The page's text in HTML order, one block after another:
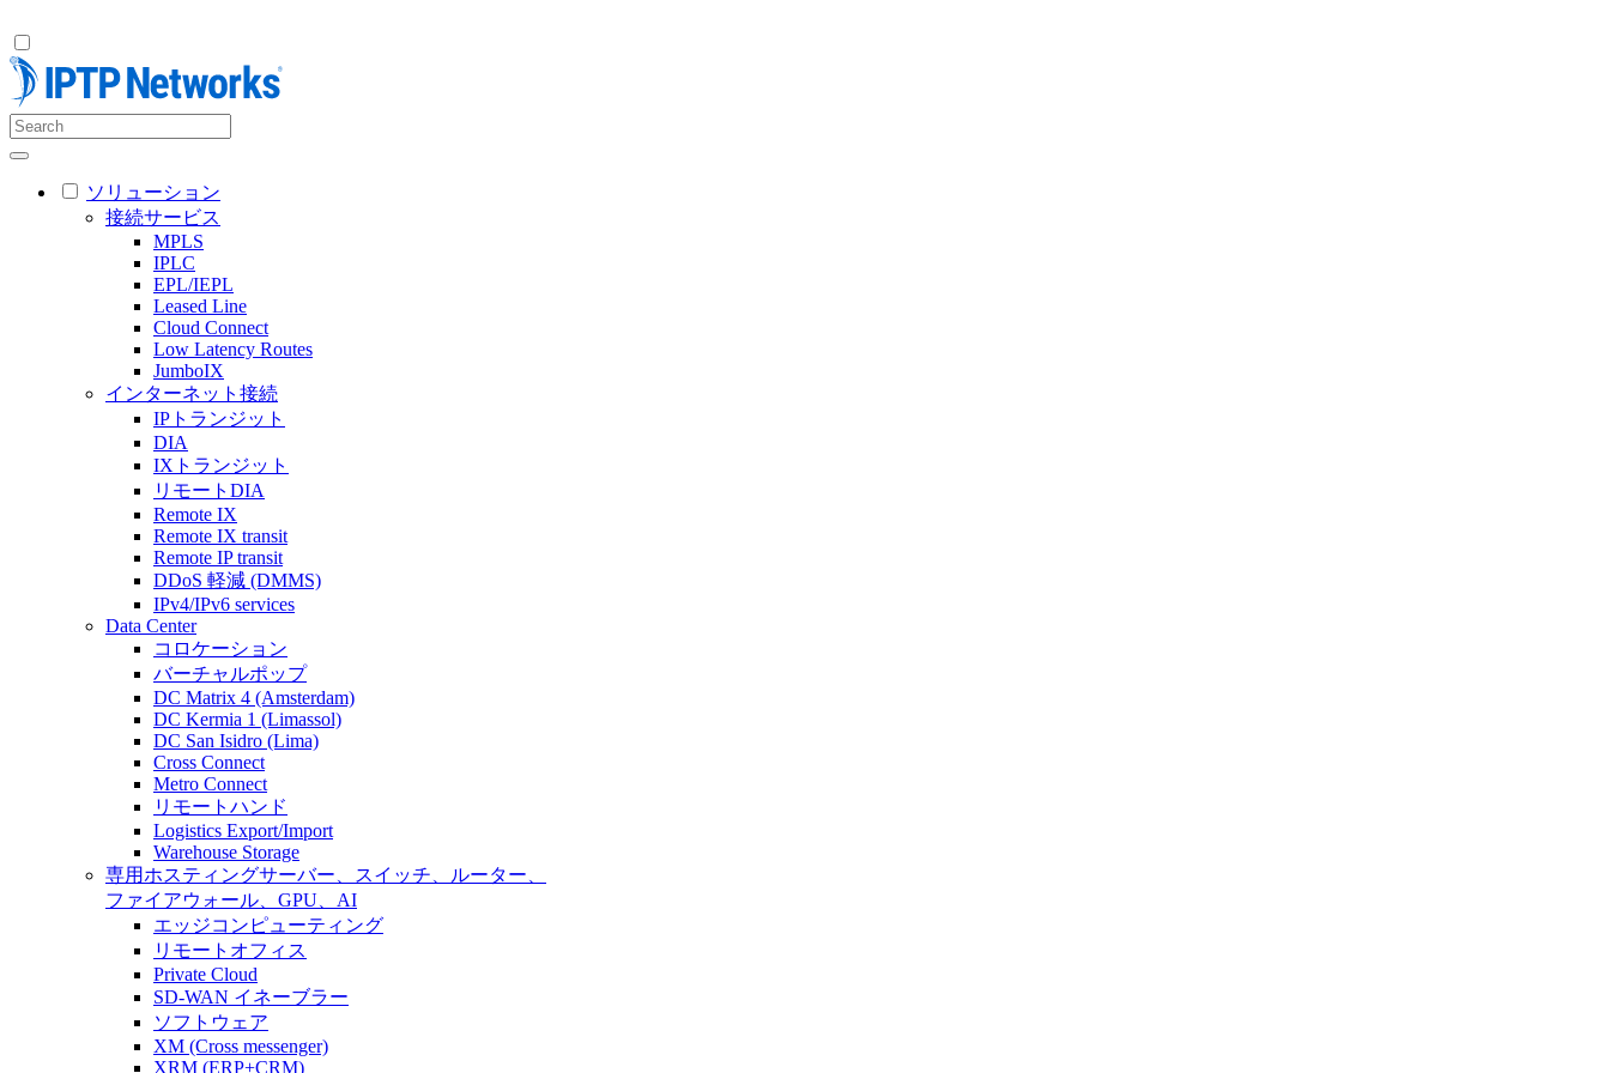
ソリューション
接続サービス
MPLS
IPLC
EPL/IEPL
Leased Line
Cloud Connect
Low Latency Routes
JumboIX
インターネット接続
IPトランジット
DIA
IXトランジット
リモートDIA
Remote IX
Remote IX transit
Remote IP transit
DDoS 軽減 (DMMS)
IPv4/IPv6 services
Data Center
コロケーション
バーチャルポップ
DC Matrix 4 (Amsterdam)
DC Kermia 1 (Limassol)
DC San Isidro (Lima)
Cross Connect
Metro Connect
リモートハンド
Logistics Export/Import
Warehouse Storage
専用ホスティングサーバー、スイッチ、ルーター、
ファイアウォール、GPU、AI
エッジコンピューティング
リモートオフィス
Private Cloud
SD-WAN イネーブラー
ソフトウェア
XM (Cross messenger)
XRM (ERP+CRM)